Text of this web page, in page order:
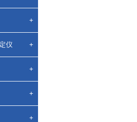
+
仪 +
+
+
+